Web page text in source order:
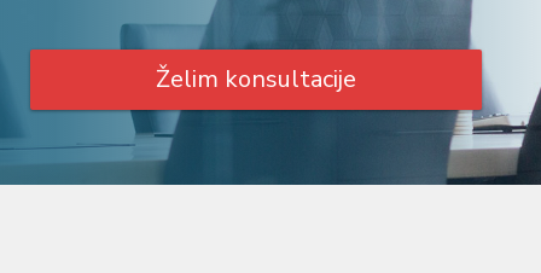
Želim konsultacije